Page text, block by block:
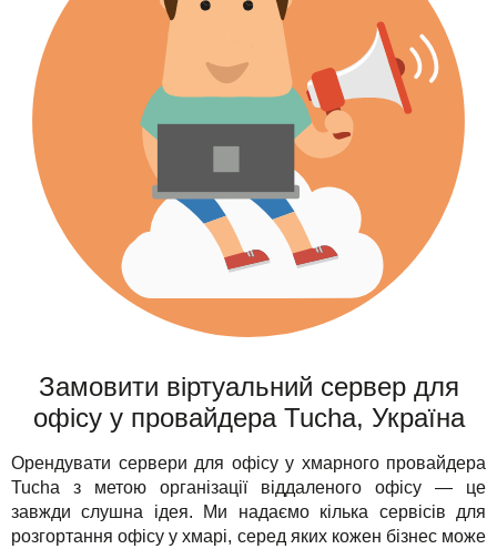
Замовити віртуальний сервер для
офісу у провайдера Tucha, Україна
Орендувати сервери для офісу у хмарного провайдера
Tucha з метою організації віддаленого офісу — це
завжди слушна ідея. Ми надаємо кілька сервісів для
розгортання офісу у хмарі, серед яких кожен бізнес може